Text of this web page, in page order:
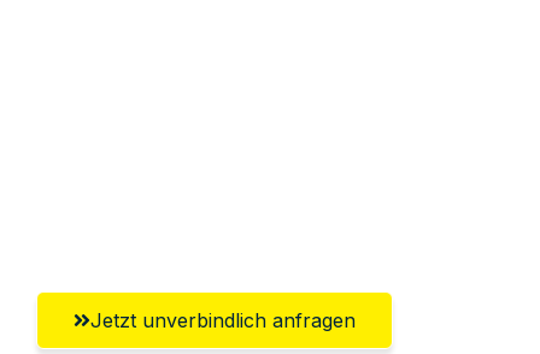
Jetzt unverbindlich anfragen